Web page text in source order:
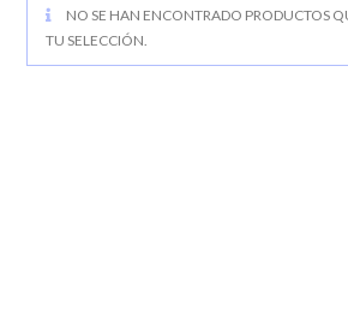
NO SE HAN ENCONTRADO PRODUCTOS
TU SELECCIÓN.